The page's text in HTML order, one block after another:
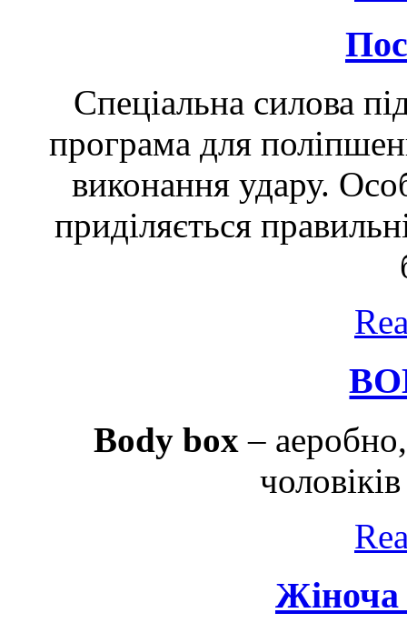
Спеціальна силова
програма для
виконання удару.
приділяється
Body box–
Жіноча